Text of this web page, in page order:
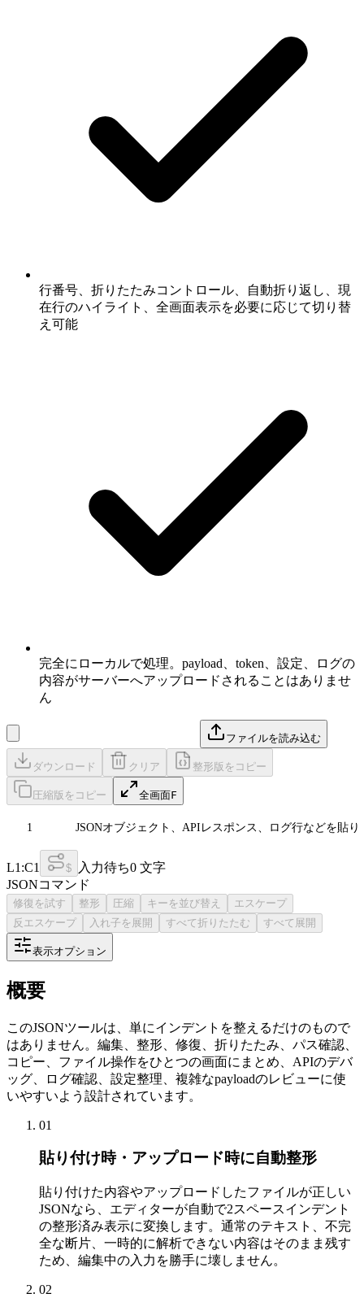
行番号、折りたたみコントロール、自動折り返し、現
在行のハイライト、全画面表示を必要に応じて切り替
え可能
完全にローカルで処理。payload、token、設定、ログの
内容がサーバーへアップロードされることはありませ
ん
ファイルを読み込む
ダウンロード クリア 整形版をコピー
圧縮版をコピー 全画面F
1 JSONオブジェクト、APIレスポンス、ログ行などを貼
L1 :C1 $ 入力待ち0 文字
JSONコマンド
修復を試す 整形 圧縮 キーを並び替え
エスケープ
反エスケープ
入れ子を展開 すべて折りたたむ すべて展開
表示オプション
概要
このJSONツールは、単にインデントを整えるだけのもので
はありません。編集、整形、修復、折りたたみ、パス確認、
コピー、ファイル操作をひとつの画面にまとめ、APIのデバ
ッグ、ログ確認、設定整理、複雑なpayloadのレビューに使
いやすいよう設計されています。
01
貼り付け時・アップロード時に自動整形
貼り付けた内容やアップロードしたファイルが正しい
JSONなら、エディターが自動で2スペースインデント
の整形済み表示に変換します。通常のテキスト、不完
全な断片、一時的に解析できない内容はそのまま残す
ため、編集中の入力を勝手に壊しません。
02